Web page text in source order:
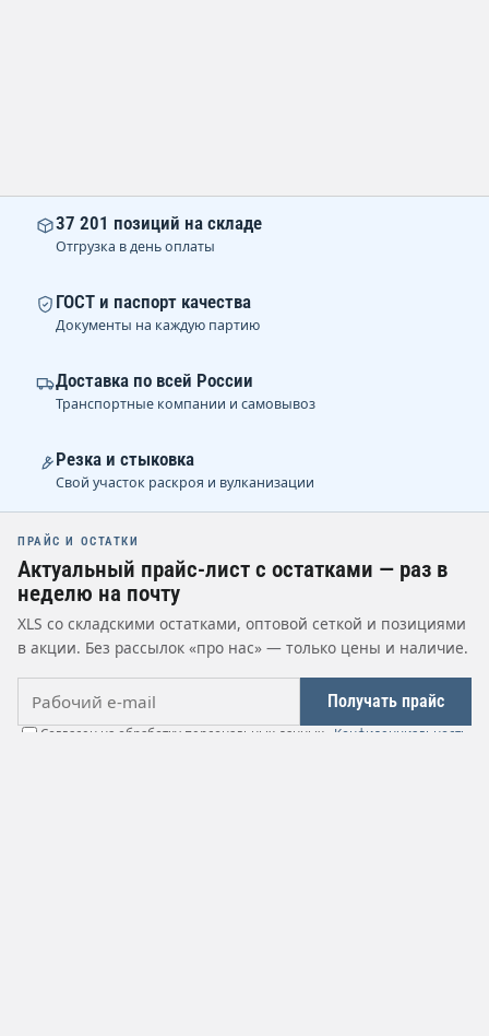
37 201 позиций на складе
Отгрузка в день оплаты
ГОСТ и паспорт качества
Документы на каждую партию
Доставка по всей России
Транспортные компании и самовывоз
Резка и стыковка
Свой участок раскроя и вулканизации
ПРАЙС И ОСТАТКИ
Актуальный прайс-лист с остатками — раз в
неделю на почту
XLS со складскими остатками, оптовой сеткой и позициями
в акции. Без рассылок «про нас» — только цены и наличие.
Получать прайс
Согласен на обработку персональных данных · Конфиденциальность